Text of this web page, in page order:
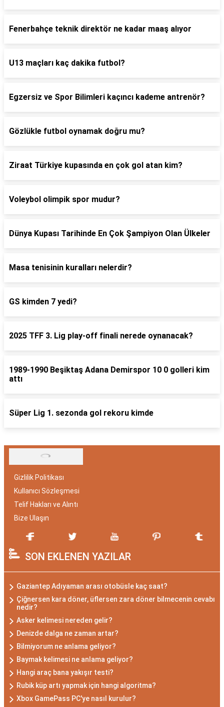
Fenerbahçe teknik direktör ne kadar maaş alıyor
U13 maçları kaç dakika futbol?
Egzersiz ve Spor Bilimleri kaçıncı kademe antrenör?
Gözlükle futbol oynamak doğru mu?
Ziraat Türkiye kupasında en çok gol atan kim?
Voleybol olimpik spor mudur?
Dünya Kupası Tarihinde En Çok Şampiyon Olan Ülkeler
Masa tenisinin kuralları nelerdir?
GS kimden 7 yedi?
2025 TFF 3. Lig play-off finali nerede oynanacak?
1989-1990 Beşiktaş Adana Demirspor 10 0 golleri kim
attı
Süper Lig 1. sezonda gol rekoru kimde
Gizlilik Politikası
Kullanıcı Sözleşmesi
Telif Hakları ve Alıntı
Bize Ulaşın
SON EKLENEN YAZILAR
Gaziantep Adıyaman arası otobüsle kaç saat?
Çiğnersen kara döner, üflersen zara döner bilmecenin cevabı
nedir?
Asker kelimesi nereden gelir?
Denizde dalga ne zaman artar?
Bilmiyorum ne anlama geliyor?
Baymak kelimesi ne anlama geliyor?
Hangi araç bana yakışır testi?
Rubik küp artı yapmak için hangi algoritma?
Xbox GamePass PC'ye nasıl kurulur?